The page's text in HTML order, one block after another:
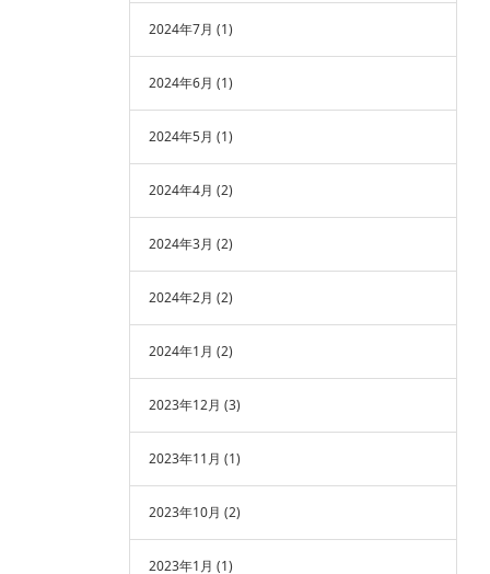
2024年7月 (1)
2024年6月 (1)
2024年5月 (1)
2024年4月 (2)
2024年3月 (2)
2024年2月 (2)
2024年1月 (2)
2023年12月 (3)
2023年11月 (1)
2023年10月 (2)
2023年1月 (1)